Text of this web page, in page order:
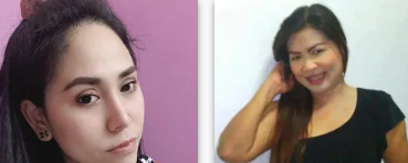
mes côtés. Je ne suis pas
encore retraité, mais je veux
voyager à l'étranger ou
ailleurs dans le futur, si un
bon homme vient dans ma
vie. Pour être un ami, un
amant, un mari, et un
partenaire de vie, pour être
avec nous partout où nous